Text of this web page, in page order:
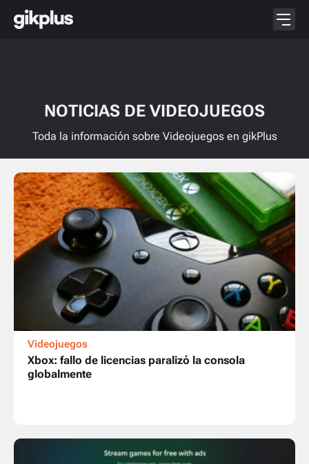
NOTICIAS DE VIDEOJUEGOS
Toda la información sobre Videojuegos en gikPlus
Videojuegos
Xbox: fallo de licencias paralizó la consola
globalmente